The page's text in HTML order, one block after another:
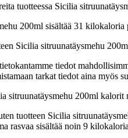
tuotteessa Sicilia
200ml sisältää 31
Sicilia sitruunatäysmehu
tiedot
tarkat tiedot aina myös
sitruunatäysmehu 200ml kalorit
tuotteen Sicilia
rasvaa sisältää noin 9